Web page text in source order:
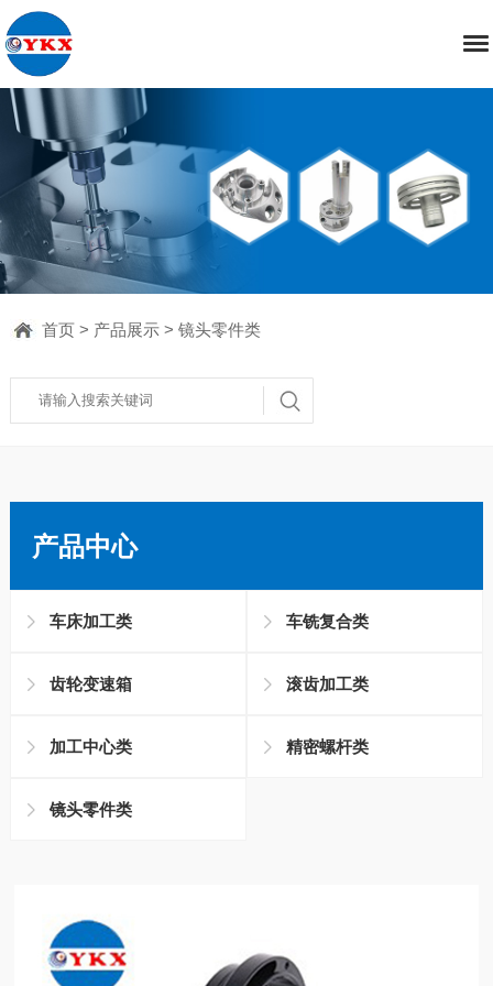
首页> 产品展示> 镜头零件类
产品中心
车床加工类 车铣复合类
齿轮变速箱 滚齿加工类
加工中心类 精密螺杆类
镜头零件类